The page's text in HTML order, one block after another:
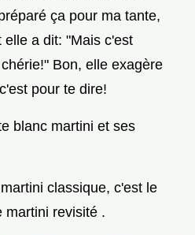
ça pour ma tante,
a dit: "Mais c'est
Bon, elle exagère
pour te dire!
blanc martini et ses
classique, c'est le
martini revisité .